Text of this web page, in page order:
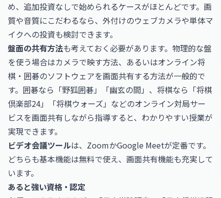
め、追加投資なしで始められるケースがほとんどです。画
質や音質にこだわるなら、外付けのウェブカメラや単体マ
イクへの投資も検討できます。
盤面の共有方法も考えておく必要があります。物理的な盤
を使う場合はカメラで映す方法、あるいはオンライン将
棋・囲碁のソフトウェアを画面共有する方法が一般的で
す。囲碁なら「野狐囲碁」「幽玄の間」、将棋なら「将棋
倶楽部24」「将棋ウォーズ」などのオンライン対局サー
ビスを画面共有しながら指導すると、わかりやすい授業が
実現できます。
ビデオ会議ツールは、ZoomかGoogle Meetが定番です。
どちらも基本機能は無料で使え、画面共有機能も充実して
います。
あると強い資格・認定